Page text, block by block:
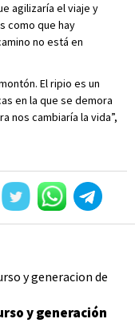
agilizaría el viaje y
como que hay
no está en
El ripio es un
en la que se demora
nos cambiaría la vida”,
y generación